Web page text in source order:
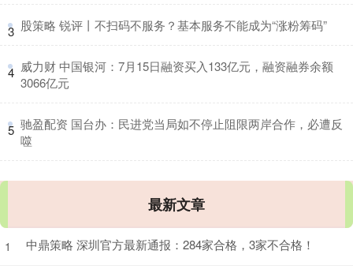
3 ​股策略 锐评丨不扫码不服务？基本服务不能成为“涨粉筹码”
4 ​威力财 中国银河：7月15日融资买入133亿元，融资融券余额
3066亿元
5 ​驰盈配资 国台办：民进党当局如不停止阻限两岸合作，必遭反
噬
最新文章
1 中鼎策略 深圳官方最新通报：284家合格，3家不合格！